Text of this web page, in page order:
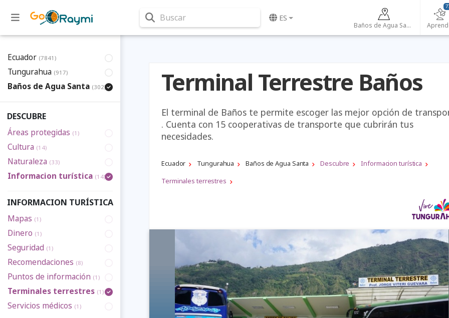
Buscar ES
Baños de Agua Santa
Ecuador (7841)
Tungurahua (917)
Baños de Agua Santa (302)
DESCUBRE
Áreas protegidas (1)
Cultura (14)
Naturaleza (33)
Informacion turística (14)
INFORMACION TURÍSTICA
Mapas (1)
Dinero (1)
Seguridad (1)
Recomendaciones (8)
Puntos de información (1)
Terminales terrestres (1)
Servicios médicos (1)
Terminal Terrestre Baños
El terminal de Baños te permite escoger las mejor opción de
. Cuenta con 15 cooperativas de transporte que cubrirán tus
necesidades.
Ecuador Tungurahua Baños de Agua Santa Descubre
Informacion turística
Terminales terrestres